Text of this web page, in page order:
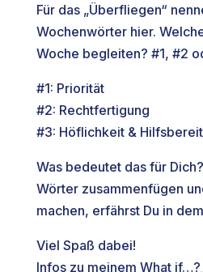
Für das „Überfliegen“
Wochenwörter hier.
Woche begleiten? #1, #2
#1: Priorität
#2: Rechtfertigung
#3: Höflichkeit &
Was bedeutet das für
Wörter zusammenfügen
machen, erfährst Du in
Viel Spaß dabei!
Infos zu meinem What